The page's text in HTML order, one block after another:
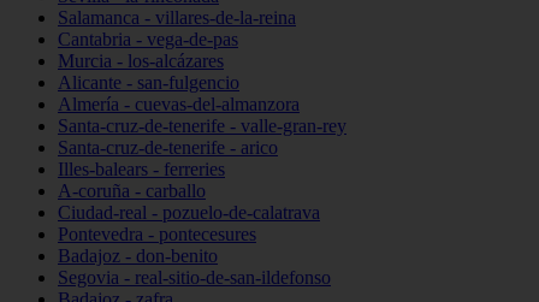
Salamanca - villares-de-la-reina
Cantabria - vega-de-pas
Murcia - los-alcázares
Alicante - san-fulgencio
Almería - cuevas-del-almanzora
Santa-cruz-de-tenerife - valle-gran-rey
Santa-cruz-de-tenerife - arico
Illes-balears - ferreries
A-coruña - carballo
Ciudad-real - pozuelo-de-calatrava
Pontevedra - pontecesures
Badajoz - don-benito
Segovia - real-sitio-de-san-ildefonso